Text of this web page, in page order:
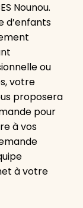
Nounou.
d’enfants
ou
votre
proposera
pour
à vos
à votre